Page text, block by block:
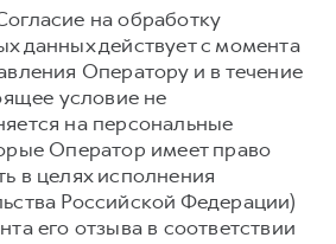
на обработку
данных действует с момента
Оператору и в течение
условие не
на персональные
Оператор имеет право
в целях исполнения
Российской Федерации)
его отзыва в соответствии